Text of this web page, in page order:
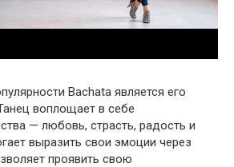
Bachata является его
воплощает в себе
— любовь, страсть, радость и
выразить свои эмоции через
проявить свою